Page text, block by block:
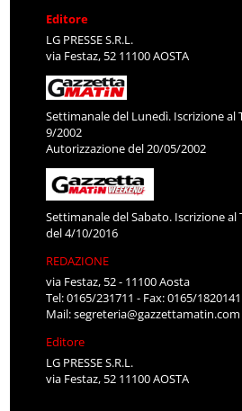
Editore
LG PRESSE S.R.L.
via Festaz, 52 11100 AOSTA
Settimanale del Lunedì. Iscrizione al
9/2002
Autorizzazione del 20/05/2002
Settimanale del Sabato. Iscrizione al
del 4/10/2016
REDAZIONE
via Festaz, 52 - 11100 Aosta
Tel: 0165/231711 - Fax: 0165/1820141
Mail:segreteria@gazzettamatin.com
Editore
LG PRESSE S.R.L.
via Festaz, 52 11100 AOSTA